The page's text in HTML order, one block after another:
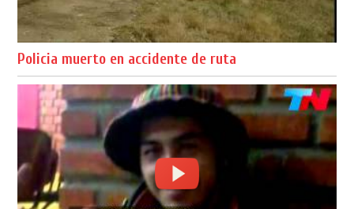
Policia muerto en accidente de ruta